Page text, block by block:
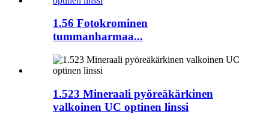
1.56 Fotokrominen
tummanharmaa...
1.523 Mineraali pyöreäkärkinen
valkoinen UC optinen linssi